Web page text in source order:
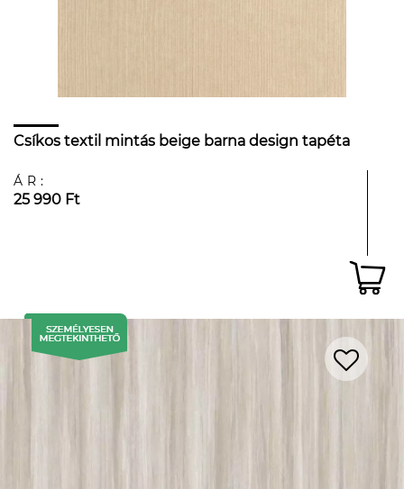
Csíkos textil mintás beige barna design tapéta
ÁR:
25 990 Ft